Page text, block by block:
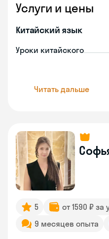
Услуги и цены
Китайский язык
Уроки китайского
Читать дальше
5
от 1590 ₽ за
9 месяцев опыта